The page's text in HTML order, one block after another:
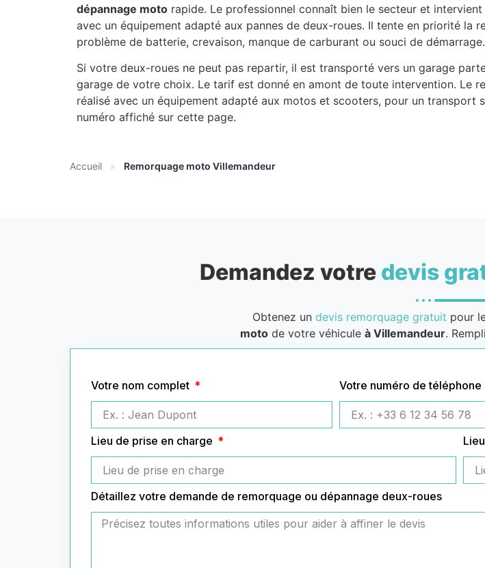
dépannage moto rapide. Le professionnel connaît bien le secteur et
avec un équipement adapté aux pannes de deux-roues. Il tente en priorité la
problème de batterie, crevaison, manque de carburant ou souci de démarrage.
Si votre deux-roues ne peut pas repartir, il est transporté vers un garage
garage de votre choix. Le tarif est donné en amont de toute intervention. Le
réalisé avec un équipement adapté aux motos et scooters, pour un transport
numéro affiché sur cette page.
Accueil » Remorquage moto Villemandeur
Demandez votre devis
Obtenez un devis remorquage gratuit pour
motode votre véhicule à Villemandeur.
Votre nom complet Votre numéro de téléphone
Lieu de prise en charge
Détaillez votre demande de remorquage ou dépannage deux-roues